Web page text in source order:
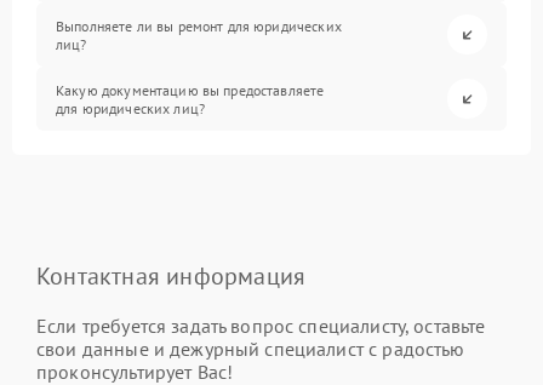
Выполняете ли вы ремонт для юридических
лиц?
Какую документацию вы предоставляете
для юридических лиц?
Контактная информация
Если требуется задать вопрос специалисту, оставьте
свои данные и дежурный специалист с радостью
проконсультирует Вас!